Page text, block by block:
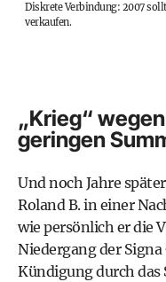
Diskrete Verbindung: 2007
verkaufen.
„Krieg“
geringen
Und noch Jahre
Roland B. in einer
wie persönlich er die
Niedergang der
Kündigung durch